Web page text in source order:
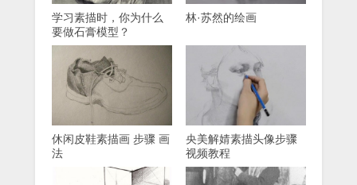
学习素描时，你为什么
要做石膏模型？
林·苏然的绘画
休闲皮鞋素描画 步骤 画
法
央美解婧素描头像步骤
视频教程